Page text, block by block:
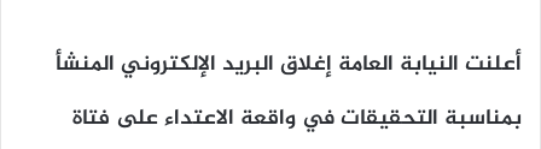
أعلنت النيابة العامة إغلاق البريد الإلكتروني المنشأ
بمناسبة التحقيقات في واقعة الاعتداء على فتاة